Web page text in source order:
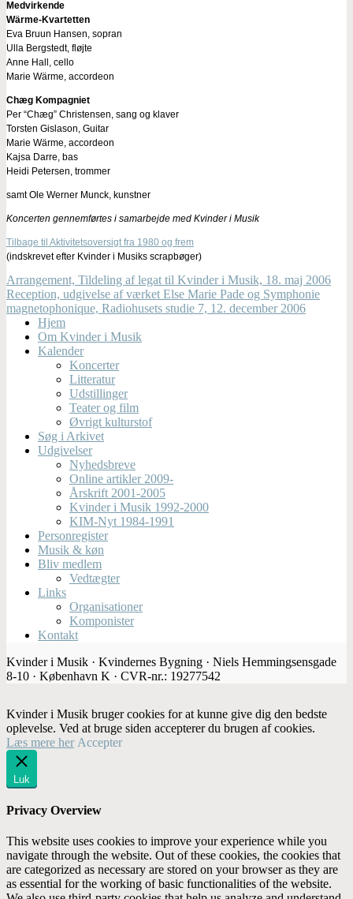
Medvirkende
Wärme-Kvartetten
Eva Bruun Hansen, sopran
Ulla Bergstedt, fløjte
Anne Hall, cello
Marie Wärme, accordeon
Chæg Kompagniet
Per “Chæg” Christensen, sang og klaver
Torsten Gislason, Guitar
Marie Wärme, accordeon
Kajsa Darre, bas
Heidi Petersen, trommer
samt Ole Werner Munck, kunstner
Koncerten gennemførtes i samarbejde med Kvinder i Musik
Tilbage til Aktivitetsoversigt fra 1980 og frem
(indskrevet efter Kvinder i Musiks scrapbøger)
Arrangement, Tildeling af legat til Kvinder i Musik, 18. maj 2006
Reception, udgivelse af værket Else Marie Pade og Symphonie
magnetophonique, Radiohusets studie 7, 12. december 2006
Hjem
Om Kvinder i Musik
Kalender
Koncerter
Litteratur
Udstillinger
Teater og film
Øvrigt kulturstof
Søg i Arkivet
Udgivelser
Nyhedsbreve
Online artikler 2009-
Årskrift 2001-2005
Kvinder i Musik 1992-2000
KIM-Nyt 1984-1991
Personregister
Musik & køn
Bliv medlem
Vedtægter
Links
Organisationer
Komponister
Kontakt
Kvinder i Musik · Kvindernes Bygning · Niels Hemmingsensgade
8-10 · København K · CVR-nr.: 19277542
Kvinder i Musik bruger cookies for at kunne give dig den bedste
oplevelse. Ved at bruge siden accepterer du brugen af cookies.
Læs mere her Accepter
Luk
Privacy Overview
This website uses cookies to improve your experience while you
navigate through the website. Out of these cookies, the cookies that
are categorized as necessary are stored on your browser as they are
as essential for the working of basic functionalities of the website.